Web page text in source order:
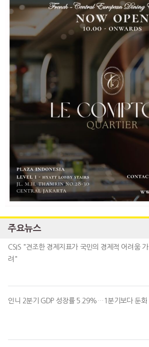
주요뉴스
CSIS "견조한 경제지표가 국민의 경제적 어려움 가
려"
인니 2분기 GDP 성장률 5.29%…1분기보다 둔화